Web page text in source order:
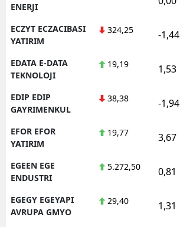
ENERJI
ECZYT ECZACIBASI
YATIRIM
324,25 -1,44
EDATA E-DATA
TEKNOLOJI
19,19 1,53
EDIP EDIP
GAYRIMENKUL
38,38 -1,94
EFOR EFOR
YATIRIM
19,77 3,67
EGEEN EGE
ENDUSTRI
5.272,50 0,81
EGEGY EGEYAPI
AVRUPA GMYO
29,40 1,31